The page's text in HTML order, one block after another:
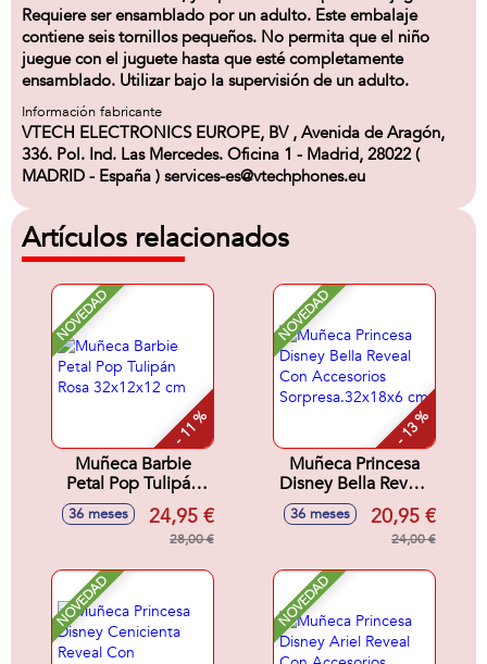
Requiere ser ensamblado por un adulto. Este embalaje
contiene seis tornillos pequeños. No permita que el niño
juegue con el juguete hasta que esté completamente
ensamblado. Utilizar bajo la supervisión de un adulto.
Información fabricante
VTECH ELECTRONICS EUROPE, BV , Avenida de Aragón,
336. Pol. Ind. Las Mercedes. Oficina 1 - Madrid, 28022 (
MADRID - España ) services-es@vtechphones.eu
Artículos relacionados
NOVEDAD
- 11 %
Muñeca Barbie
Petal Pop Tulipán
Rosa 32x12x12 cm
36 meses 24,95 €
28,00 €
NOVEDAD
- 13 %
Muñeca Princesa
Disney Bella Reveal
Con Accesorios
Sorpresa.32x18x6
36 meses 20,95 €
24,00 €
NOVEDAD NOVEDAD